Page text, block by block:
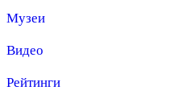
Музеи
Видео
Рейтинги